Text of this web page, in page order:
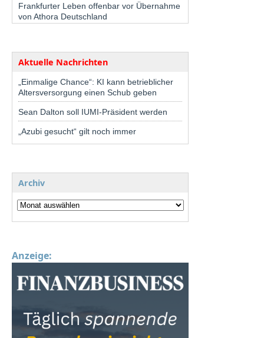
Frankfurter Leben offenbar vor Übernahme
von Athora Deutschland
Aktuelle Nachrichten
„Einmalige Chance“: KI kann betrieblicher
Altersversorgung einen Schub geben
Sean Dalton soll IUMI-Präsident werden
„Azubi gesucht“ gilt noch immer
Archiv
Anzeige: